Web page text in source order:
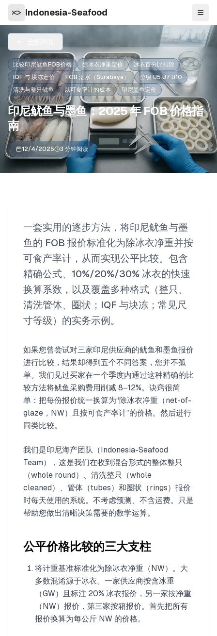
Indonesia-Seafood 导航
比较印尼鱿鱼FOB价格 除冰衣净重定价
冰衣百分比扣除
IQF 与 块冻定价
FOB 泗水（Surabaya）
分级 U5 U7 U10
清洗与整只鱿鱼
以可食率计的成本 印尼墨鱼定价
印尼鱿鱼与墨鱼：2025 年 FOB 价格指
南
12/4/2025 3 分钟阅读
一套实用的逐步方法，将印尼鱿鱼与墨
鱼的 FOB 报价标准化为除冰衣净重并按
可食产率计，从而实现公平比较。包含
精确公式、10%/20%/30% 冰衣的快速
换算系数，以及覆盖多种格式（整只、
清洗管体、圈状；IQF 与块冻；常见尺
寸等级）的实务示例。
如果您曾尝试对三家印尼供应商的鱿鱼和墨鱼报价
进行比较，结果却得到五个不同答案，您并不孤
单。我们见过买家在一个季度内通过这种精确的比
较方法将鱿鱼采购费用削减 8–12%。诀窍很简
单：把每份报价统一换算为“除冰衣净重（net-of-
glaze，NW）且按可食产率计”的价格。然后进行
同类比较。
我们是印尼海产团队（Indonesia-Seafood
Team），这是我们在收到混合形式的整体整只
（whole round）、清洗整只（whole
cleaned）、管体（tubes）和圈状（rings）报价
时每天使用的系统。不考虑预测、不含运费。只是
帮助您做出清晰决策需要的数学运算。
公平价格比较的三大支柱
将计重基准标准化为除冰衣净重（NW）。大
多数混淆源于冰衣。一家供应商按含冰重
（GW）且标注 20% 冰衣报价，另一家按净重
（NW）报价，第三家按箱报价。首先把所有
报价换算为每公斤 NW 的价格。